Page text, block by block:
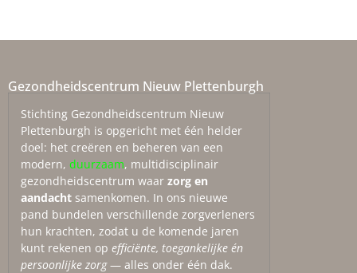
Gezondheidscentrum Nieuw Plettenburgh
Stichting Gezondheidscentrum Nieuw
Plettenburgh is opgericht met één helder
doel: het creëren en beheren van een
modern, duurzaam, multidisciplinair
gezondheidscentrum waar zorg en
aandacht samenkomen. In ons nieuwe
pand bundelen verschillende zorgverleners
hun krachten, zodat u de komende jaren
kunt rekenen op efficiënte, toegankelijke én
persoonlijke zorg— alles onder één dak.